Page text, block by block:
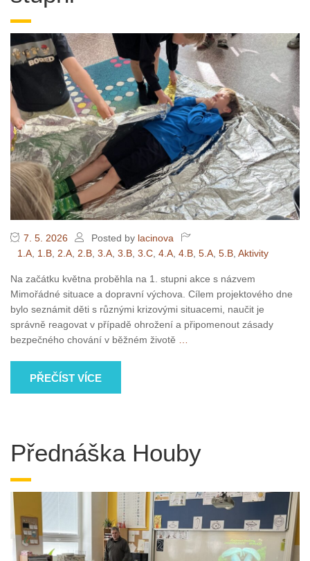
7. 5. 2026 Posted by lacinova
1.A 1.B 2.A 2.B 3.A 3.B 3.C 4.A 4.B 5.A 5.B Aktivity
Na začátku května proběhla na 1. stupni akce s názvem
Mimořádné situace a dopravní výchova. Cílem projektového dne
bylo seznámit děti s různými krizovými situacemi, naučit je
správně reagovat v případě ohrožení a připomenout zásady
bezpečného chování v běžném životě
PŘEČÍST VÍCE
Přednáška Houby